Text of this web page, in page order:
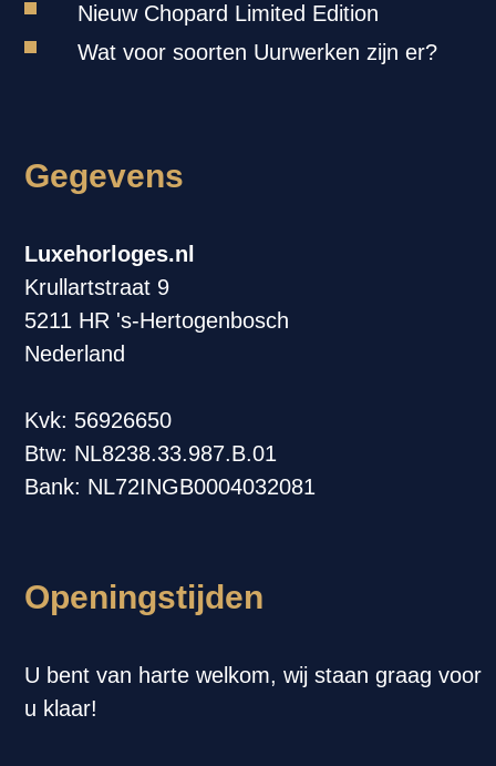
Nieuw Chopard Limited Edition
Wat voor soorten Uurwerken zijn er?
Gegevens
Luxehorloges.nl
Krullartstraat 9
5211 HR 's-Hertogenbosch
Nederland
Kvk: 56926650
Btw: NL8238.33.987.B.01
Bank: NL72INGB0004032081
Openingstijden
U bent van harte welkom, wij staan graag voor
u klaar!